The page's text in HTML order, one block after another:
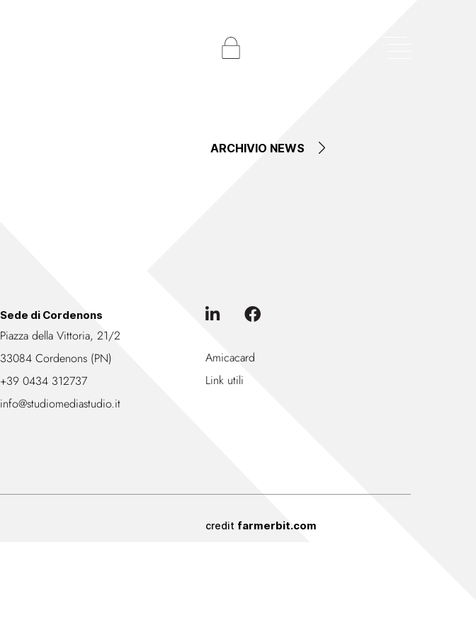
ARCHIVIO NEWS
Sede di Cordenons
Piazza della Vittoria, 21/2
33084 Cordenons (PN)
+39 0434 312737
info@studiomediastudio.it
Amicacard
Link utili
credit farmerbit.com